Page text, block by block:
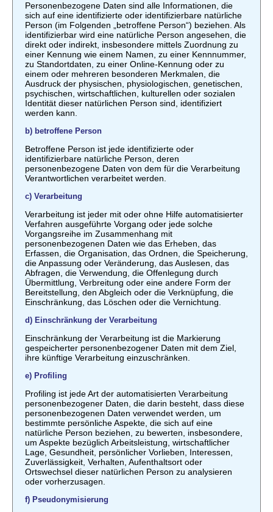
Personenbezogene Daten sind alle Informationen, die
sich auf eine identifizierte oder identifizierbare natürliche
Person (im Folgenden „betroffene Person“) beziehen. Als
identifizierbar wird eine natürliche Person angesehen, die
direkt oder indirekt, insbesondere mittels Zuordnung zu
einer Kennung wie einem Namen, zu einer Kennnummer,
zu Standortdaten, zu einer Online-Kennung oder zu
einem oder mehreren besonderen Merkmalen, die
Ausdruck der physischen, physiologischen, genetischen,
psychischen, wirtschaftlichen, kulturellen oder sozialen
Identität dieser natürlichen Person sind, identifiziert
werden kann.
b) betroffene Person
Betroffene Person ist jede identifizierte oder
identifizierbare natürliche Person, deren
personenbezogene Daten von dem für die Verarbeitung
Verantwortlichen verarbeitet werden.
c) Verarbeitung
Verarbeitung ist jeder mit oder ohne Hilfe automatisierter
Verfahren ausgeführte Vorgang oder jede solche
Vorgangsreihe im Zusammenhang mit
personenbezogenen Daten wie das Erheben, das
Erfassen, die Organisation, das Ordnen, die Speicherung,
die Anpassung oder Veränderung, das Auslesen, das
Abfragen, die Verwendung, die Offenlegung durch
Übermittlung, Verbreitung oder eine andere Form der
Bereitstellung, den Abgleich oder die Verknüpfung, die
Einschränkung, das Löschen oder die Vernichtung.
d) Einschränkung der Verarbeitung
Einschränkung der Verarbeitung ist die Markierung
gespeicherter personenbezogener Daten mit dem Ziel,
ihre künftige Verarbeitung einzuschränken.
e) Profiling
Profiling ist jede Art der automatisierten Verarbeitung
personenbezogener Daten, die darin besteht, dass diese
personenbezogenen Daten verwendet werden, um
bestimmte persönliche Aspekte, die sich auf eine
natürliche Person beziehen, zu bewerten, insbesondere,
um Aspekte bezüglich Arbeitsleistung, wirtschaftlicher
Lage, Gesundheit, persönlicher Vorlieben, Interessen,
Zuverlässigkeit, Verhalten, Aufenthaltsort oder
Ortswechsel dieser natürlichen Person zu analysieren
oder vorherzusagen.
f) Pseudonymisierung